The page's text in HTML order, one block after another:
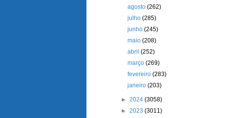
agosto(262)
julho(285)
junho(245)
maio(208)
abril(252)
março(269)
fevereiro(283)
janeiro(203)
► 2024 (3058)
► 2023 (3011)